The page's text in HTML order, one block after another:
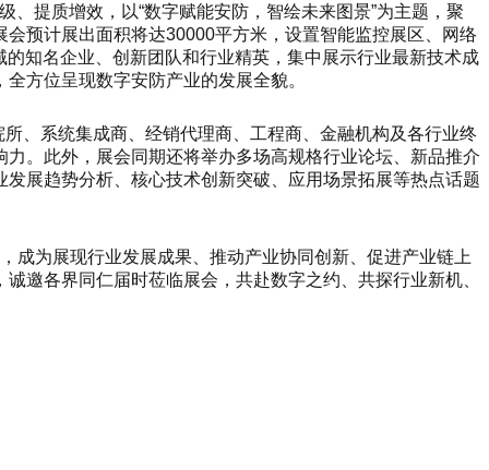
提质增效，以“数字赋能安防，智绘未来图景”为主题，聚
预计展出面积将达30000平方米，设置智能监控展区、网络
知名企业、创新团队和行业精英，集中展示行业最新技术成
方位呈现数字安防产业的发展全貌。
、系统集成商、经销代理商、工程商、金融机构及各行业终
。此外，展会同期还将举办多场高规格行业论坛、新品推介
展趋势分析、核心技术创新突破、应用场景拓展等热点话题
成为展现行业发展成果、推动产业协同创新、促进产业链上
邀各界同仁届时莅临展会，共赴数字之约、共探行业新机、